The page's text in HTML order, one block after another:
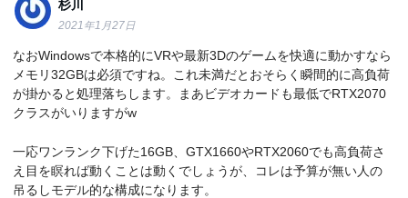
杉川
2021年1月27日
なおWindowsで本格的にVRや最新3Dのゲームを快適に動かすなら
メモリ32GBは必須ですね。これ未満だとおそらく瞬間的に高負荷
が掛かると処理落ちします。まあビデオカードも最低でRTX2070
クラスがいりますがw
一応ワンランク下げた16GB、GTX1660やRTX2060でも高負荷さ
え目を瞑れば動くことは動くでしょうが、コレは予算が無い人の
吊るしモデル的な構成になります。